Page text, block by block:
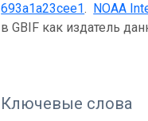
693a1a23cee1. NOAA
в GBIF как издатель
Ключевые слова